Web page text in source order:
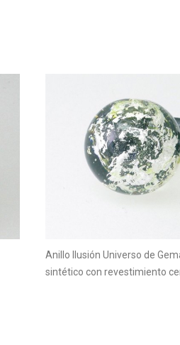
Anillo Ilusión Universo de
sintético con revestimiento